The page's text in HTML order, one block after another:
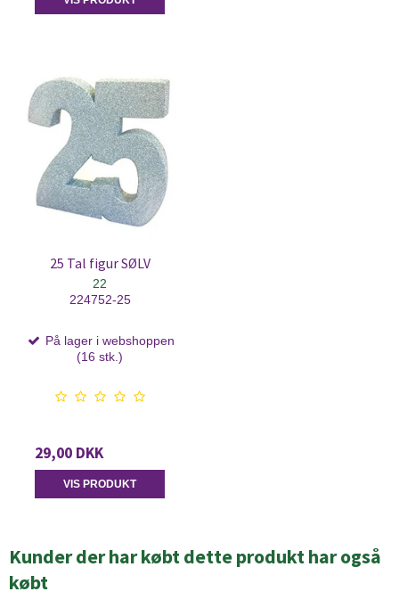
25 Tal figur SØLV
22
224752-25
På lager i webshoppen
(16 stk.)
29,00 DKK
VIS PRODUKT
Kunder der har købt dette produkt har også
købt